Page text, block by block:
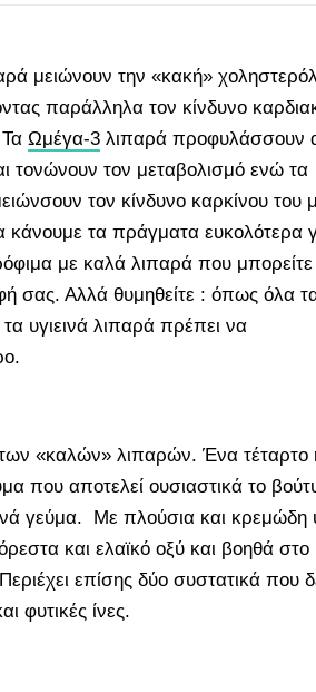
μειώνουν την «κακή»
παράλληλα τον κίνδυνο
Ωμέγα-3 λιπαρά προφυλάσσουν
τονώνουν τον μεταβολισμό ενώ τα
τον κίνδυνο καρκίνου του
κάνουμε τα πράγματα ευκολότερα
με καλά λιπαρά που
σας. Αλλά θυμηθείτε : όπως όλα
υγιεινά λιπαρά πρέπει να
«καλών» λιπαρών. Ένα τέταρτο
που αποτελεί ουσιαστικά το
γεύμα. Με πλούσια και κρεμώδη
και ελαϊκό οξύ και βοηθά στο
επίσης δύο συστατικά που
φυτικές ίνες.